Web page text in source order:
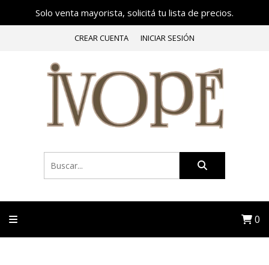
Solo venta mayorista, solicitá tu lista de precios.
CREAR CUENTA INICIAR SESIÓN
0